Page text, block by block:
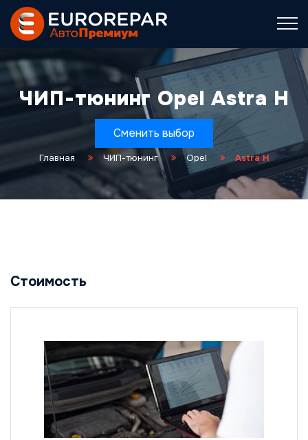
ЧИП-тюнинг Opel Astra H
Сменить выбор
Главная ЧИП-тюнинг Opel Astra H
Стоимость